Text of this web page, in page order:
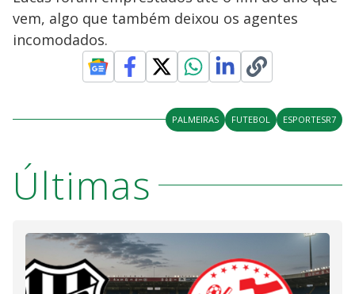
vem, algo que também deixou os agentes
incomodados.
PALMEIRAS FUTEBOL ESPORTESR7
Últimas